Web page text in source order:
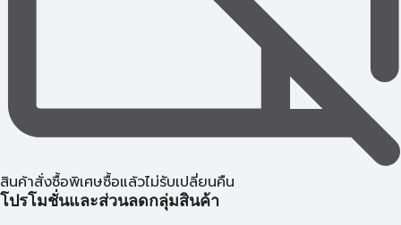
สินค้าสั่งซื้อพิเศษซื้อแล้วไม่รับเปลี่ยนคืน
โปรโมชั่นและส่วนลดกลุ่มสินค้า